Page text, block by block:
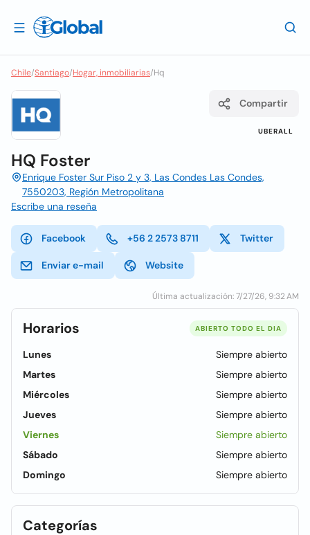
Chile/Santiago/Hogar, inmobiliarias/Hq
UBERALL
Compartir
HQ Foster
Enrique Foster Sur Piso 2 y 3, Las Condes Las Condes,
7550203, Región Metropolitana
Escribe una reseña
Facebook +56 2 2573 8711 Twitter
Enviar e-mail Website
Última actualización: 7/27/26, 9:32 AM
Horarios ABIERTO TODO EL DIA
Lunes
Siempre abierto
Martes
Siempre abierto
Miércoles
Siempre abierto
Jueves
Siempre abierto
Viernes
Siempre abierto
Sábado
Siempre abierto
Domingo
Siempre abierto
Categorías